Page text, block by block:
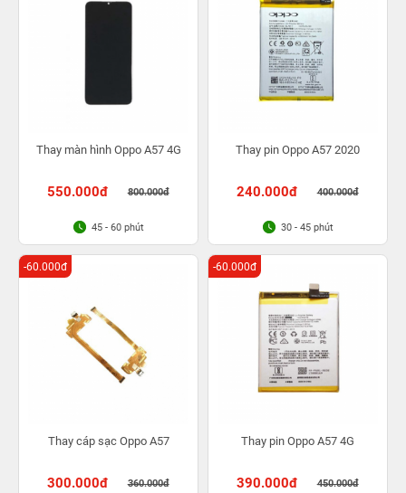
Thay màn hình Oppo A57 4G
550.000đ 800.000đ
45 - 60 phút
Thay pin Oppo A57 2020
240.000đ 400.000đ
30 - 45 phút
Thay cáp sạc Oppo A57
300.000đ 360.000đ
-60.000đ
Thay pin Oppo A57 4G
390.000đ 450.000đ
-60.000đ